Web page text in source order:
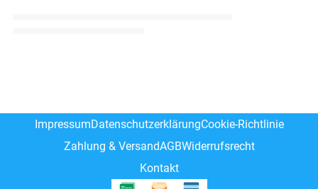
ImpressumDatenschutzerklärungCookie-Richtlinie
Zahlung & VersandAGBWiderrufsrecht
Kontakt